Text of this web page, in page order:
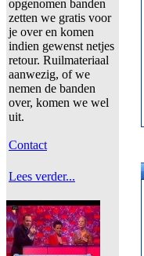
opgenomen banden
zetten we gratis voor
je over en komen
indien gewenst netjes
retour. Ruilmateriaal
aanwezig, of we
nemen de banden
over, komen we wel
uit.
Contact
Lees verder...